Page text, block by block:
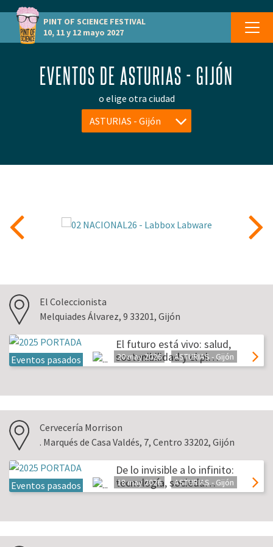
PINT OF SCIENCE FESTIVAL
10, 11 y 12 mayo 2027
EVENTOS DE ASTURIAS - GIJÓN
o elige otra ciudad
ASTURIAS - Gijón
El Coleccionista
Melquiades Álvarez, 9 33201, Gijón
Eventos pasados
El futuro está vivo: salud,
sostenibilidad y el pl…
20 may 2026 ASTURIAS - Gijón
Cervecería Morrison
. Marqués de Casa Valdés, 7, Centro 33202, Gijón
Eventos pasados
De lo invisible a lo infinito:
tecnología, socieda…
18 may 2026 ASTURIAS - Gijón